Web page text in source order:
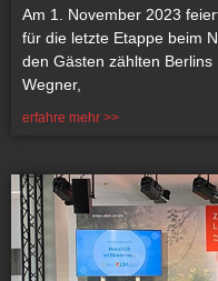
Am 1. November 2023
für die letzte Etappe beim
den Gästen zählten
Wegner,
erfahre mehr >>